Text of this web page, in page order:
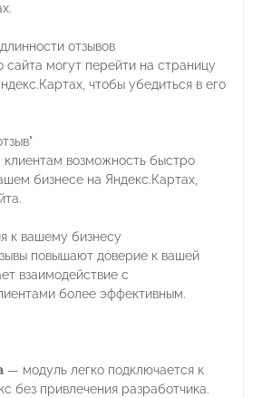
отзывов
сайта могут перейти на страницу
чтобы убедиться в его
возможность быстро
бизнесе на Яндекс.Картах,
к вашему бизнесу
повышают доверие к вашей
взаимодействие с
более эффективным.
— модуль легко подключается к
без привлечения разработчика.